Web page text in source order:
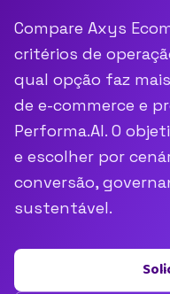
Compare Axys
critérios de
qual opção faz
de e-commerce e
Performa.AI. O
e escolher por
conversão,
sustentável.